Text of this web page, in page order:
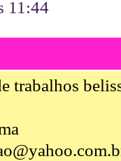
11:44
trabalhos